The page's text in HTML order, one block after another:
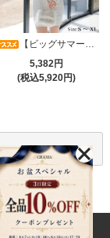
【ビッグサマーセール対象品】ラグジュアリーオーナメントレースパフスリーブワンピース(キャバドレス・CABARETDRESS)
5,382円
(税込5,920円)